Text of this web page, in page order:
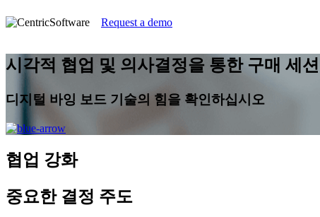
Request a demo
시각적 협업 및 의사결정을 통한 구매 세
디지털 바잉 보드 기술의 힘을 확인하십시오
협업 강화
중요한 결정 주도